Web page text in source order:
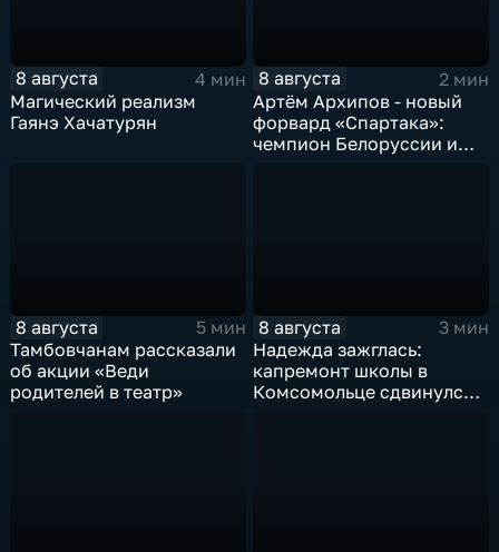
8 августа
4 мин
Магический реализм
Гаянэ Хачатурян
8 августа
2 мин
Артём Архипов - новый
форвард «Спартака»:
чемпион Белоруссии и
8 августа
5 мин
Тамбовчанам рассказали
об акции «Веди
родителей в театр»
8 августа
3 мин
Надежда зажглась:
капремонт школы в
Комсомольце сдвинулся с